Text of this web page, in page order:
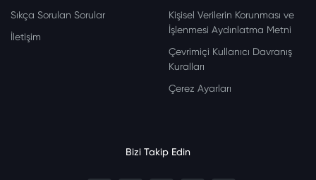
Sıkça Sorulan Sorular
İletişim
Kişisel Verilerin Korunması ve
İşlenmesi Aydınlatma Metni
Çevrimiçi Kullanıcı Davranış
Kuralları
Çerez Ayarları
Bizi Takip Edin